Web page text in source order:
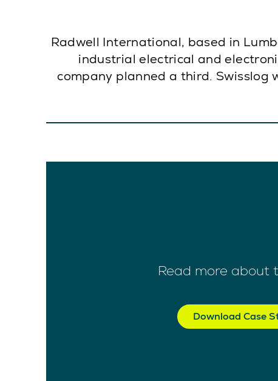
Radwell International, based in
industrial electrical and
company planned a third. Swisslog
Read more about
Download Case